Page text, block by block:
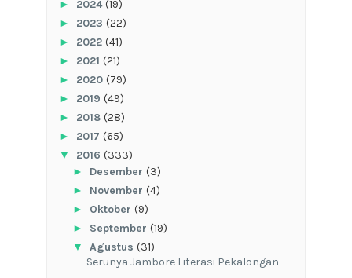
► 2024(19)
► 2023 (22)
► 2022 (41)
► 2021 (21)
► 2020 (79)
► 2019 (49)
► 2018 (28)
► 2017 (65)
▼ 2016 (333)
► Desember (3)
► November (4)
► Oktober (9)
► September (19)
▼ Agustus (31)
Serunya Jambore Literasi Pekalongan